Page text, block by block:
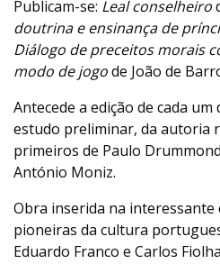
Publicam-se: Leal conselheiro
doutrina e ensinança de
Diálogo de preceitos morais
modo de jogode João de
Antecede a edição de cada
estudo preliminar, da autoria
primeiros de Paulo
António Moniz.
Obra inserida na interessante
pioneiras da cultura
Eduardo Franco e Carlos